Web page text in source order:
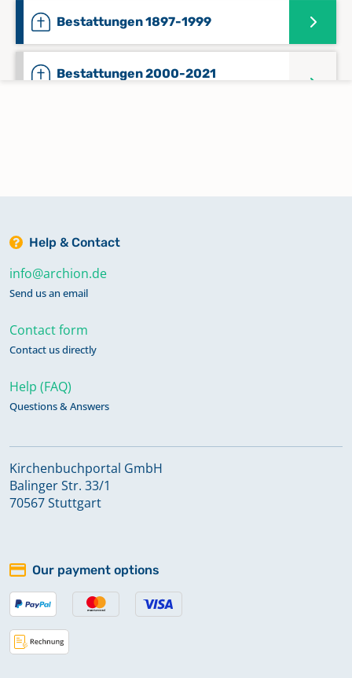
Bestattungen 1897-1999
Bestattungen 2000-2021
Keine verfügbaren Digitalisate
Konfirmationen 1832-1883
Konfirmationen 1884-1999
Konfirmationen 2000-2021
Keine verfügbaren Digitalisate
Taufen 1897-1994
Taufen 1995-2021
1591-1839
Taufen; Trauungen; Bestattungen
Help & Contact
info@archion.de
Send us an email
Contact form
Contact us directly
Help (FAQ)
Questions & Answers
Kirchenbuchportal GmbH
Balinger Str. 33/1
70567 Stuttgart
Our payment options